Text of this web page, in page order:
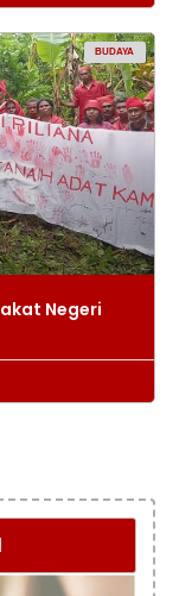
BUDAYA
Negeri